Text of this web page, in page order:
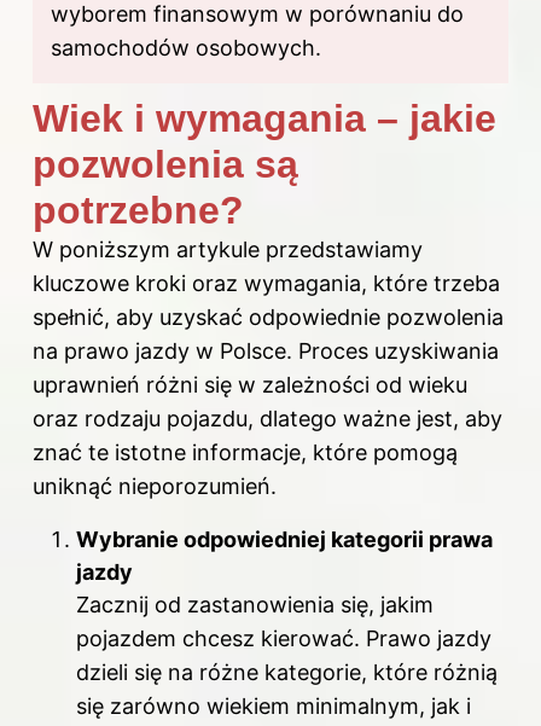
wyborem finansowym w porównaniu do
samochodów osobowych.
Wiek i wymagania – jakie
pozwolenia są
potrzebne?
W poniższym artykule przedstawiamy
kluczowe kroki oraz wymagania, które trzeba
spełnić, aby uzyskać odpowiednie pozwolenia
na prawo jazdy w Polsce. Proces uzyskiwania
uprawnień różni się w zależności od wieku
oraz rodzaju pojazdu, dlatego ważne jest, aby
znać te istotne informacje, które pomogą
uniknąć nieporozumień.
Wybranie odpowiedniej kategorii prawa
jazdy
Zacznij od zastanowienia się, jakim
pojazdem chcesz kierować. Prawo jazdy
dzieli się na różne kategorie, które różnią
się zarówno wiekiem minimalnym, jak i